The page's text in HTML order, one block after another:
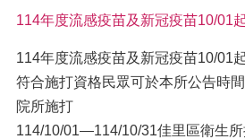
114年度流感疫苗及新冠疫苗10/01
114年度流感疫苗及新冠疫苗10/01
符合施打資格民眾可於本所公告時
院所施打
114/10/01—114/10/31佳里區衛生所